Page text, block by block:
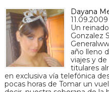
Dayana
Un
Gonzalez
año lleno
viajes y
titulares
en exclusiva vía telefónica
pocas horas de Tomar un